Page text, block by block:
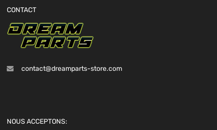
CONTACT
contact@dreamparts-store.com
NOUS ACCEPTONS: